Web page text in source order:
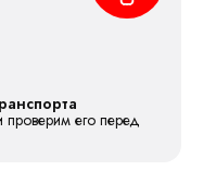
проверим его перед